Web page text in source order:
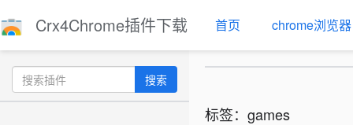
Crx4Chrome插件下载 首页 chrome浏览器
搜索
标签：games